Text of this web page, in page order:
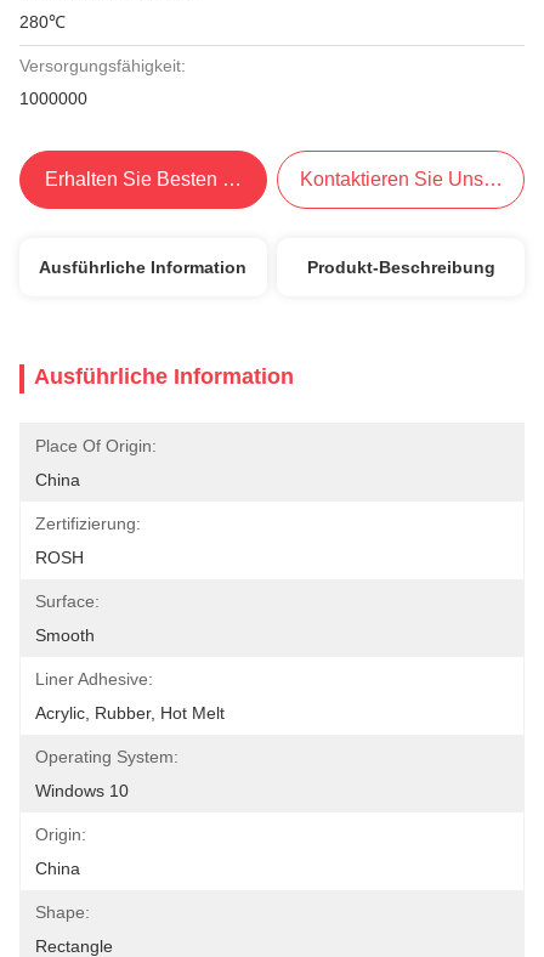
280℃
Versorgungsfähigkeit:
1000000
Erhalten Sie Besten Preis Kontaktieren Sie Uns Jetzt
Ausführliche Information Produkt-Beschreibung
Ausführliche Information
Place Of Origin:
China
Zertifizierung:
ROSH
Surface:
Smooth
Liner Adhesive:
Acrylic, Rubber, Hot Melt
Operating System:
Windows 10
Origin:
China
Shape:
Rectangle